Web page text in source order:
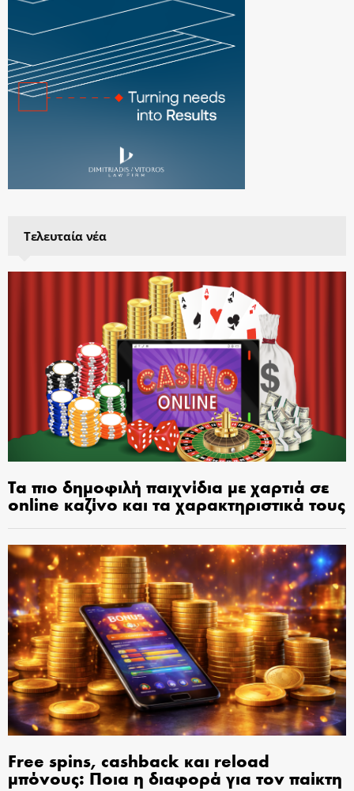
Τελευταία νέα
Τα πιο δημοφιλή παιχνίδια με χαρτιά σε
online καζίνο και τα χαρακτηριστικά τους
Free spins, cashback και reload
μπόνους: Ποια η διαφορά για τον παίκτη